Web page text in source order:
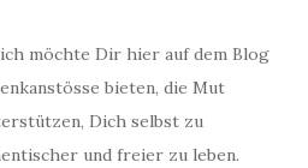
möchte Dir hier auf dem Blog
bieten, die Mut
Dich selbst zu
und freier zu leben.